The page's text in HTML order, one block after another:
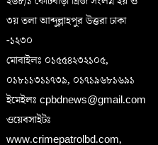
৩য় তলা আব্দুল্লাহপুর উত্তরা ঢাকা
-১২৩০
মোবাইলঃ ০১৫৫৪২৩২১০৫,
০১৮১১৩১১৭৩৯, ০১৭১৯৬৮১৬৯১
ইমেইলঃ cpbdnews@gmail.com
ওয়েবসাইটঃ
www.crimepatrolbd.com,